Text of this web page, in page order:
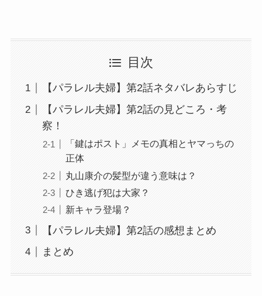
目次
【パラレル夫婦】第2話ネタバレあらすじ
【パラレル夫婦】第2話の見どころ・考
察！
「鍵はポスト」メモの真相とヤマっちの
正体
丸山康介の髪型が違う意味は？
ひき逃げ犯は大家？
新キャラ登場？
【パラレル夫婦】第2話の感想まとめ
まとめ